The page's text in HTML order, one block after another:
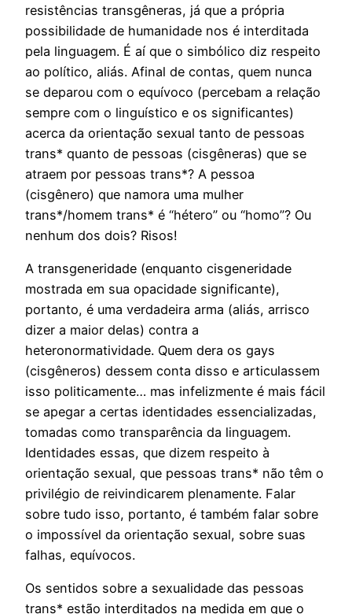
resistências transgêneras, já que a própria
possibilidade de humanidade nos é interditada
pela linguagem. É aí que o simbólico diz respeito
ao político, aliás. Afinal de contas, quem nunca
se deparou com o equívoco (percebam a relação
sempre com o linguístico e os significantes)
acerca da orientação sexual tanto de pessoas
trans* quanto de pessoas (cisgêneras) que se
atraem por pessoas trans*? A pessoa
(cisgênero) que namora uma mulher
trans*/homem trans* é “hétero” ou “homo”? Ou
nenhum dos dois? Risos!
A transgeneridade (enquanto cisgeneridade
mostrada em sua opacidade significante),
portanto, é uma verdadeira arma (aliás, arrisco
dizer a maior delas) contra a
heteronormatividade. Quem dera os gays
(cisgêneros) dessem conta disso e articulassem
isso politicamente… mas infelizmente é mais fácil
se apegar a certas identidades essencializadas,
tomadas como transparência da linguagem.
Identidades essas, que dizem respeito à
orientação sexual, que pessoas trans* não têm o
privilégio de reivindicarem plenamente. Falar
sobre tudo isso, portanto, é também falar sobre
o impossível da orientação sexual, sobre suas
falhas, equívocos.
Os sentidos sobre a sexualidade das pessoas
trans* estão interditados na medida em que o